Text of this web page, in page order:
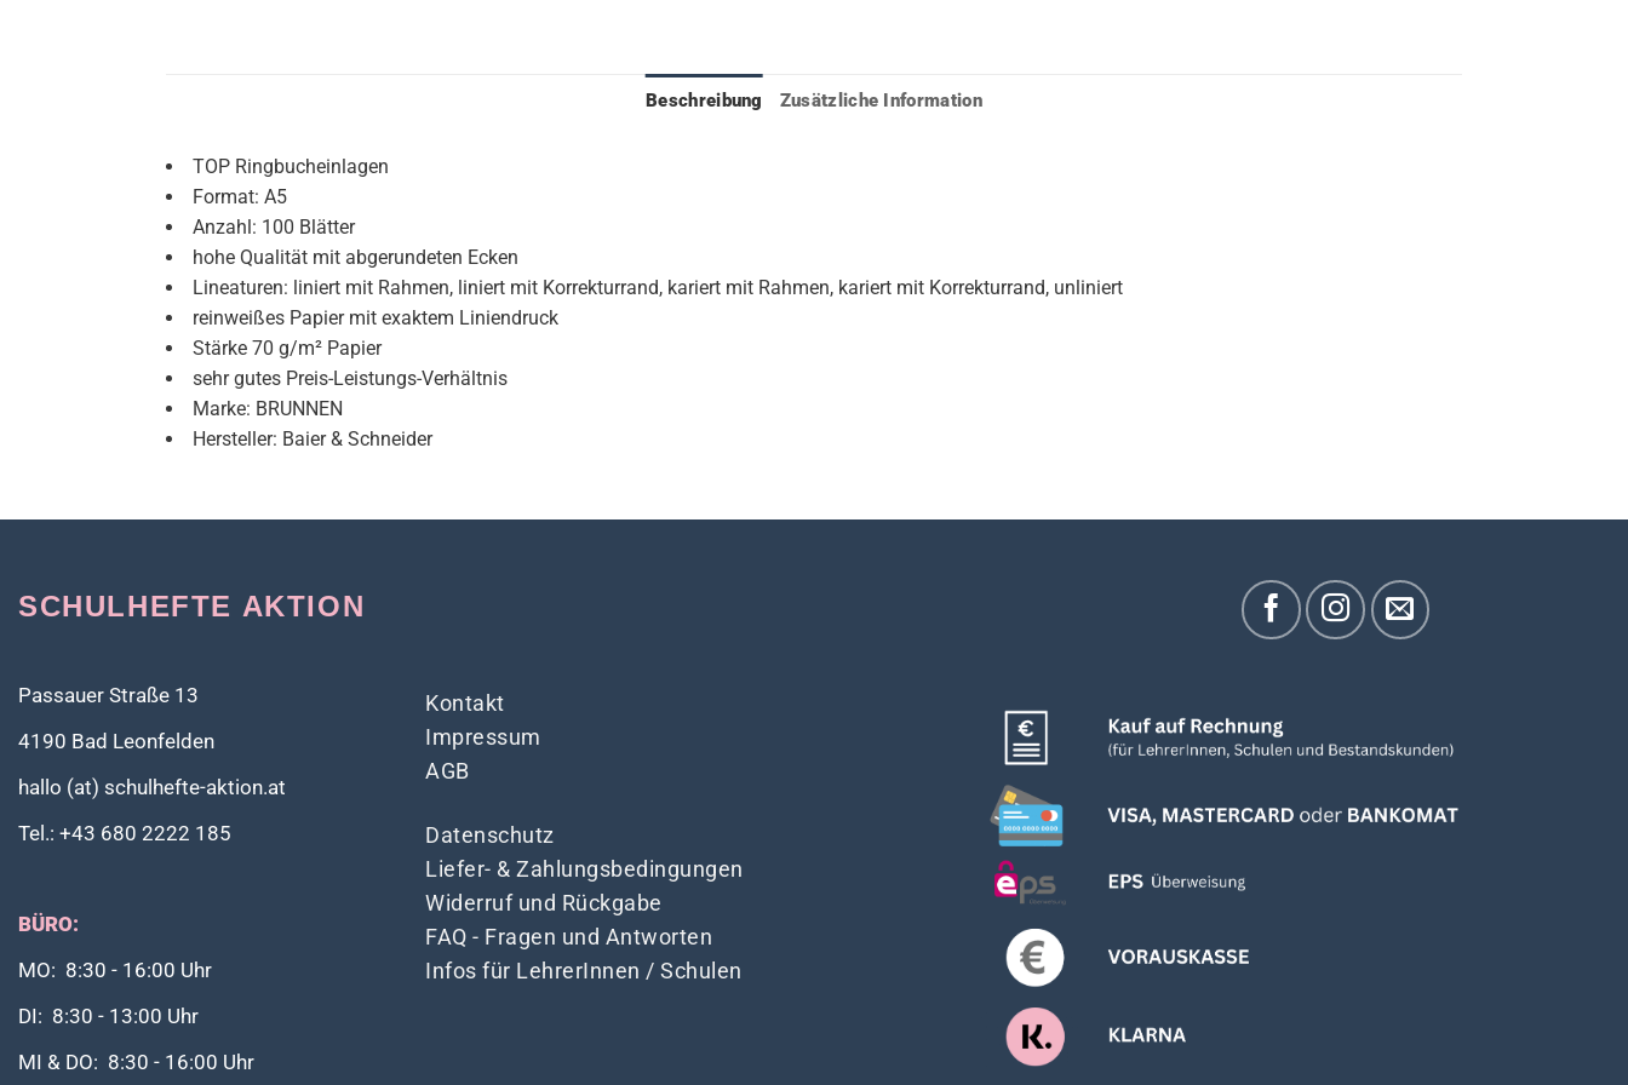
Beschreibung Zusätzliche Information
TOP Ringbucheinlagen
Format: A5
Anzahl: 100 Blätter
hohe Qualität mit abgerundeten Ecken
Lineaturen: liniert mit Rahmen, liniert mit Korrekturrand, kariert mit Rahmen, kariert mit Korrekturrand, unliniert
reinweißes Papier mit exaktem Liniendruck
Stärke 70 g/m² Papier
sehr gutes Preis-Leistungs-Verhältnis
Marke: BRUNNEN
Hersteller: Baier & Schneider
SCHULHEFTE AKTION
Passauer Straße 13
4190 Bad Leonfelden
hallo (at) schulhefte-aktion.at
Tel.: +43 680 2222 185
BÜRO:
MO: 8:30 - 16:00 Uhr
DI: 8:30 - 13:00 Uhr
MI & DO: 8:30 - 16:00 Uhr
Kontakt
Impressum
AGB
Datenschutz
Liefer- & Zahlungsbedingungen
Widerruf und Rückgabe
FAQ - Fragen und Antworten
Infos für LehrerInnen / Schulen